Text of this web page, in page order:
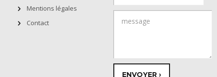
Mentions légales
Contact